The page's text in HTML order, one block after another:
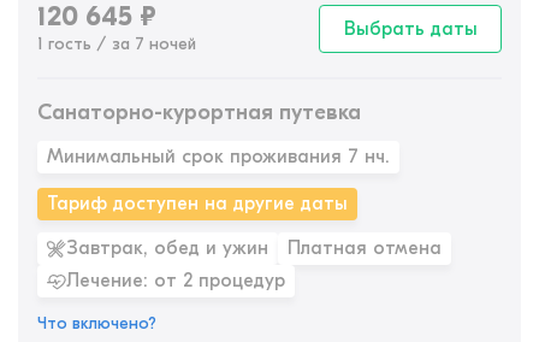
120 645 ₽
1 гость / за 7 ночей
Выбрать даты
Санаторно-курортная путевка
Минимальный срок проживания 7 нч.
Тариф доступен на другие даты
Завтрак, обед и ужин
Платная отмена
Лечение: от 2 процедур
Что включено?